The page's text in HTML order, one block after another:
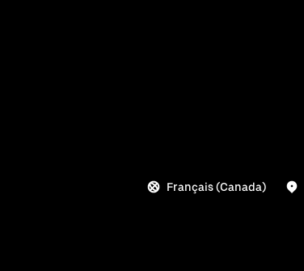
Français (Canada)